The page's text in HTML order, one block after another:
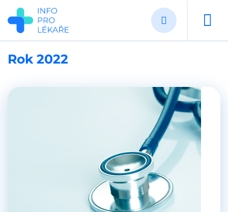
Přejít
hlavnímu
obsahu
Rok 2022